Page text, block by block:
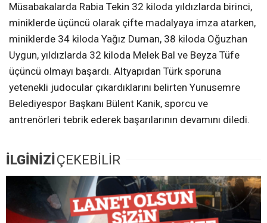
Müsabakalarda Rabia Tekin 32 kiloda yıldızlarda birinci,
miniklerde üçüncü olarak çifte madalyaya imza atarken,
miniklerde 34 kiloda Yağız Duman, 38 kiloda Oğuzhan
Uygun, yıldızlarda 32 kiloda Melek Bal ve Beyza Tüfe
üçüncü olmayı başardı. Altyapıdan Türk sporuna
yetenekli judocular çıkardıklarını belirten Yunusemre
Belediyespor Başkanı Bülent Kanik, sporcu ve
antrenörleri tebrik ederek başarılarının devamını diledi.
İLGİNİZİÇEKEBİLİR